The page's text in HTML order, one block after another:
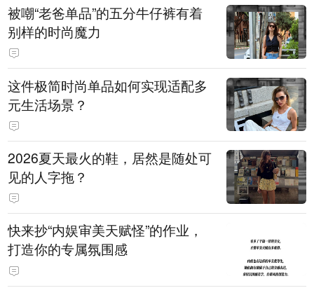
被嘲“老爸单品”的五分牛仔裤有着
别样的时尚魔力
这件极简时尚单品如何实现适配多
元生活场景？
2026夏天最火的鞋，居然是随处可
见的人字拖？
快来抄“内娱审美天赋怪”的作业，
打造你的专属氛围感